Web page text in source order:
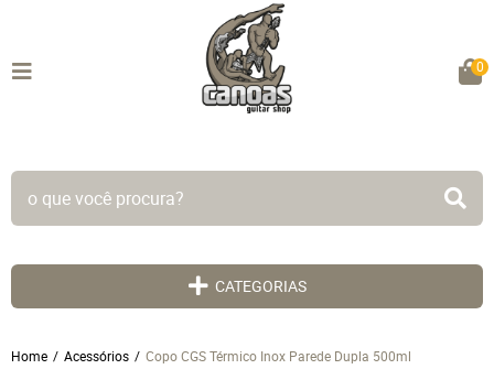
TODO SITE EM ATÉ 5X SEM JUROS!
0
CATEGORIAS
Home Acessórios Copo CGS Térmico Inox Parede Dupla 500ml